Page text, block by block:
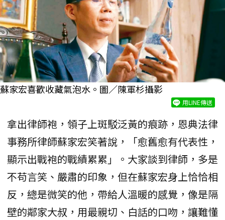
蘇家宏喜歡收藏氣泡水。圖／陳軍杉攝影
用LINE傳送
拿出律師袍，領子上斑駁泛黃的痕跡，恩典法律
事務所律師蘇家宏笑著說，「愈舊愈有代表性，
顯示出戰袍的戰績累累」。大家談到律師，多是
不苟言笑、嚴肅的印象，但在蘇家宏身上恰恰相
反，總是微笑的他，帶給人溫暖的感覺，像是隔
壁的鄰家大叔，用最親切、白話的口吻，讓難懂